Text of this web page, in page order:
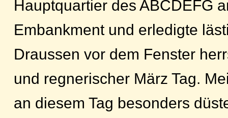
Hauptquartier des ABCDEFG
Embankment und erledigte
Draussen vor dem Fenster
und regnerischer März Tag.
an diesem Tag besonders